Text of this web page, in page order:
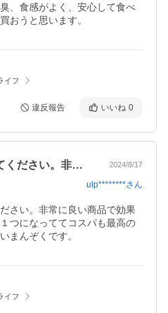
、食感がよく、安心して食べ
おうと思います。
イフ
違反報告 いいね 0
是非とも一度使ってみてください。非常に… 2024/8/17
ulp********さん
さい。非常に良い商品で効果
つになっててコスパも最高の
まんぞくです。
イフ